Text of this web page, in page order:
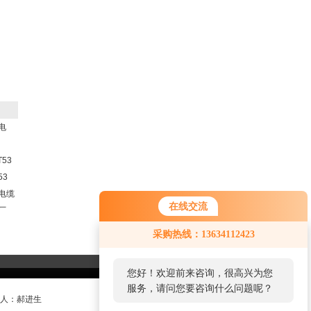
在线交流
采购热线：13634112423
您好！欢迎前来咨询，很高兴为您
服务，请问您要咨询什么问题呢？
缆
：郝进生